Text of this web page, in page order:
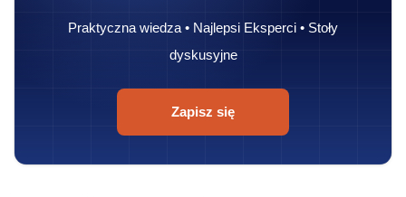
Praktyczna wiedza • Najlepsi Eksperci • Stoły
dyskusyjne
Zapisz się